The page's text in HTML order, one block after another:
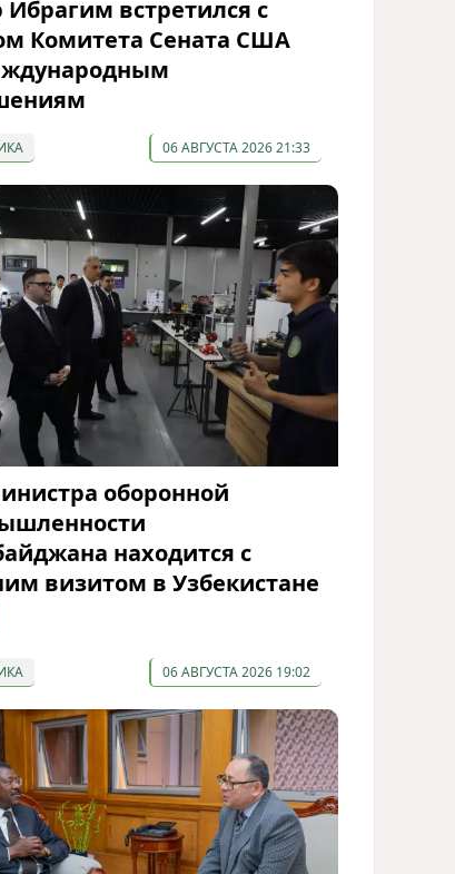
Ибрагим встретился с
Комитета Сената США
06 АВГУСТА 2026 21:33
оборонной
находится с
визитом в Узбекистане
06 АВГУСТА 2026 19:02